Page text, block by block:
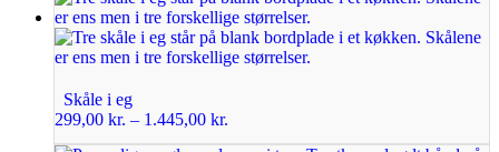
Skåle i eg
299,00 kr. – 1.445,00 kr.